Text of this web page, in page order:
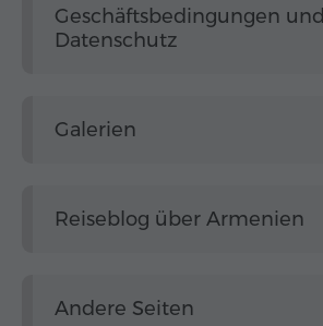
Geschäftsbedingungen und
Datenschutz
Galerien
Reiseblog über Armenien
Andere Seiten